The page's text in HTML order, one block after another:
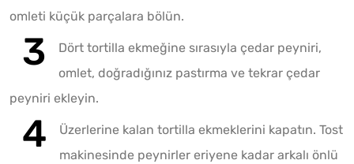
omleti küçük parçalara bölün.
Dört tortilla ekmeğine sırasıyla çedar peyniri,
omlet, doğradığınız pastırma ve tekrar çedar
peyniri ekleyin.
Üzerlerine kalan tortilla ekmeklerini kapatın. Tost
makinesinde peynirler eriyene kadar arkalı önlü